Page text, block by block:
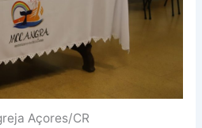
Açores/CR